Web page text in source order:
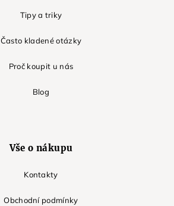
Tipy a triky
Často kladené otázky
Proč koupit u nás
Blog
Vše o nákupu
Kontakty
Obchodní podmínky